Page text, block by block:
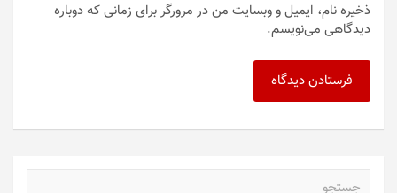
ذخیره نام، ایمیل و وبسایت من در مرورگر برای زمانی که دوباره
دیدگاهی می‌نویسم.